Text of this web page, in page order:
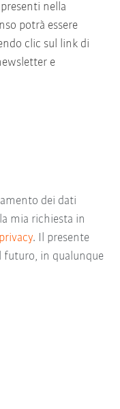
nella
potrà essere
clic sul link di
e
dei dati
mia richiesta in
. Il presente
futuro, in qualunque